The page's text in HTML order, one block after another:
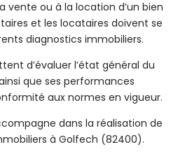
vente ou à la location d’un bien
et les locataires doivent se
diagnostics immobiliers.
d’évaluer l’état général du
que ses performances
aux normes en vigueur.
dans la réalisation de
à Golfech (82400).